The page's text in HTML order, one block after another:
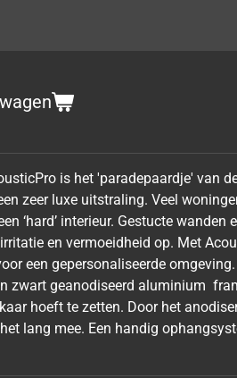
is het 'paradepaardje' van
zeer luxe uitstraling. Veel
‘hard’ interieur. Gestucte wanden
en vermoeidheid op. Met
een gepersonaliseerde
zwart geanodiseerd aluminium
hoeft te zetten. Door het
lang mee. Een handig